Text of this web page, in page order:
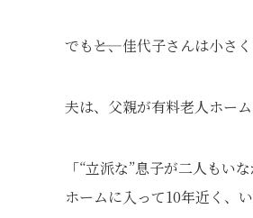
でも――と、佳代子さんは小さ
夫は、父親が有料老人ホー
「“立派な”息子が二人もい
ホームに入って10年近く、